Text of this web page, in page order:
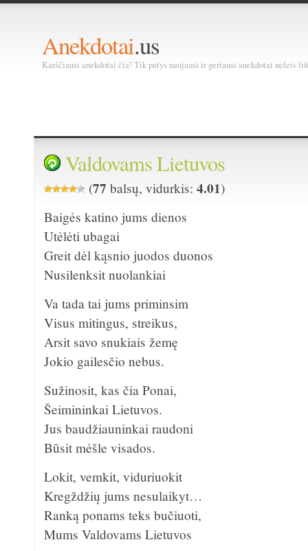
Anekdotai.us
Karščiausi anekdotai čia! Tik patys naujausi ir geriausi anekdotai neleis
Valdovams Lietuvos
(77 balsų, vidurkis:4.01)
Baigės katino jums dienos
Utėlėti ubagai
Greit dėl kąsnio juodos duonos
Nusilenksit nuolankiai
Va tada tai jums priminsim
Visus mitingus, streikus,
Arsit savo snukiais žemę
Jokio gailesčio nebus.
Sužinosit, kas čia Ponai,
Šeimininkai Lietuvos.
Jus baudžiauninkai raudoni
Būsit mėšle visados.
Lokit, vemkit, viduriuokit
Kregždžių jums nesulaikyt…
Ranką ponams teks bučiuoti,
Mums Valdovams Lietuvos